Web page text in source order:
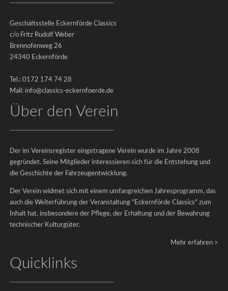
Impressum
Datenschutz
©
-
Eckernförde
Classics
e.V.
&
Fotogalerien
Classics
Geschäftsstelle Eckernförde Classics
c/o Fritz Rudolf Weber
Brennofenweg 26
24340 Eckernförde
Tel.: 0172 174 74 28
Mail: info@classics-eckernfoerde.de
Über den Verein
Der im Vereinsregister eingetragene Verein wurde im Jahre 2008
gegründet. Seine Mitglieder interessieren sich für die Entstehung und
die Geschichte der Fahrzeugentwicklung.
Der Verein widmet sich mit einem umfangreichen Jahresprogramm, das
auch die Weiterführung der Veranstaltung "Eckernförde Classics" zum
Inhalt hat, insbesondere der Pflege, der Erhaltung und der Bewahrung
technischer Kulturgüter.
Mehr erfahren >
Quicklinks